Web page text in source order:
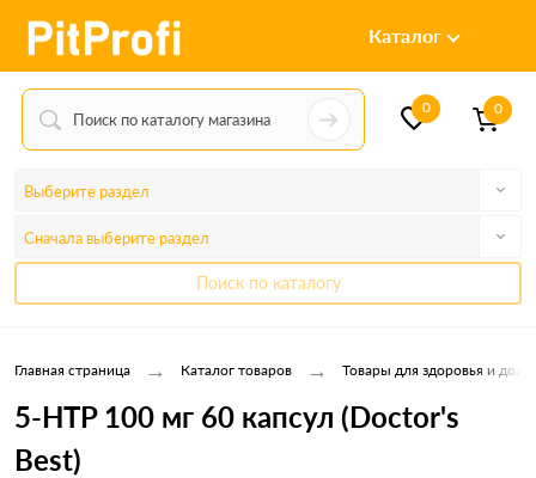
Каталог
0 0
Выберите раздел
Сначала выберите раздел
Поиск по каталогу
Главная страница → Каталог товаров → Товары для здоровья и
5-HTP 100 мг 60 капсул (Doctor's
Best)